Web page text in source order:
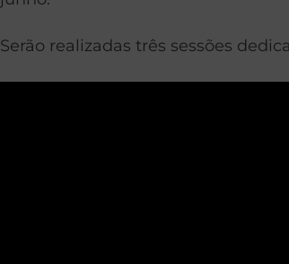
Serão realizadas três sessões